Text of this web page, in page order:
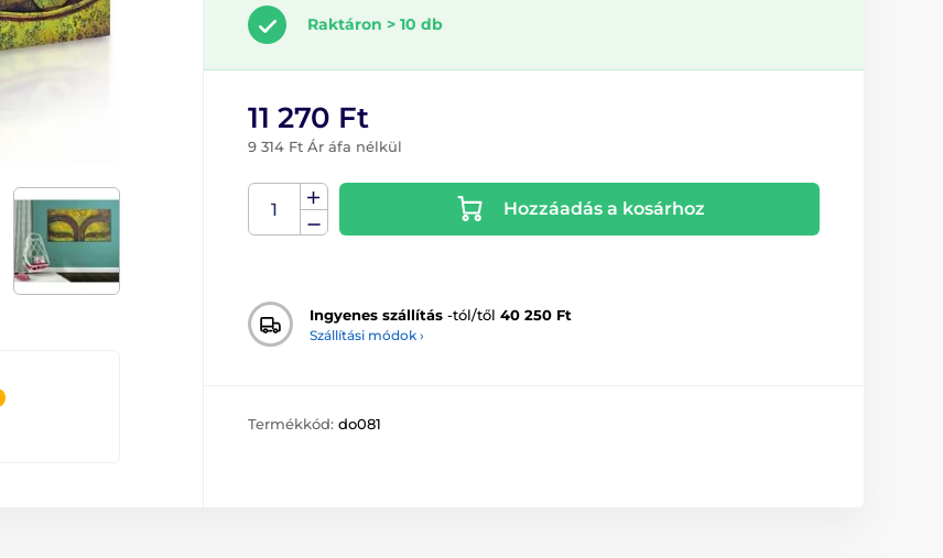
Raktáron > 10 db
11 270 Ft
9 314 Ft Ár áfa nélkül
Hozzáadás a kosárhoz
Ingyenes szállítás -tól/től 40 250 Ft
Szállítási módok ›
Termékkód: do081